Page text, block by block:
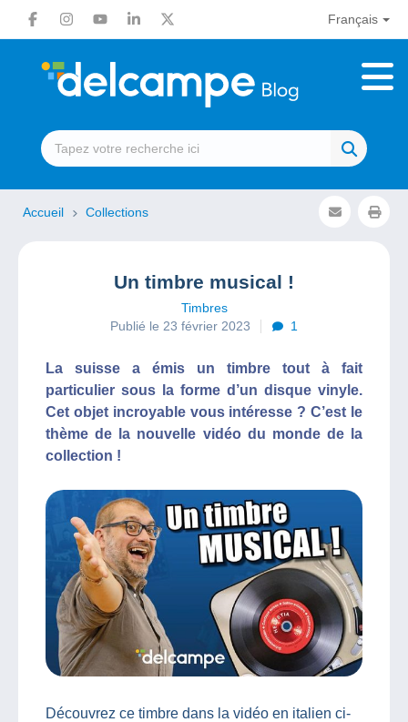
Français
Accueil Collections
Un timbre musical !
Timbres
Publié le 23 février 2023
1
La suisse a émis un timbre tout à fait
particulier sous la forme d’un disque vinyle.
Cet objet incroyable vous intéresse ? C’est le
thème de la nouvelle vidéo du monde de la
collection !
Découvrez ce timbre dans la vidéo en italien ci-